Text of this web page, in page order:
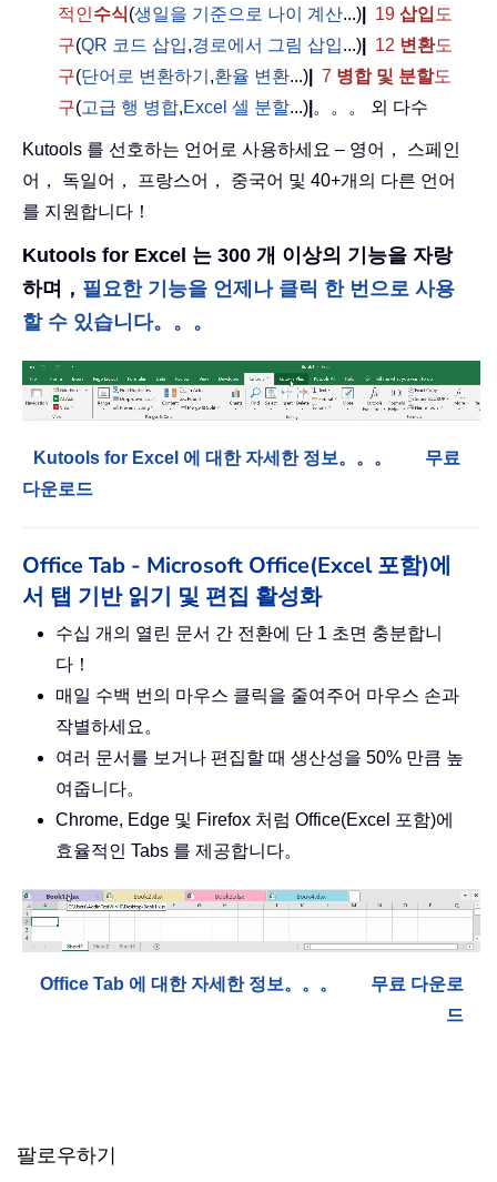
적인수식(생일을 기준으로 나이 계산...) 19 삽입 도
구(QR 코드 삽입,경로에서 그림 삽입...) 12 변환도
구(단어로 변환하기 ,환율 변환...) 7 병합 및 분할도
구(고급 행 병합,Excel 셀 분할...) 。。。 외 다수
Kutools 를 선호하는 언어로 사용하세요 – 영어， 스페인
어， 독일어， 프랑스어， 중국어 및 40+개의 다른 언어
를 지원합니다！
Kutools for Excel 는 300 개 이상의 기능을 자랑
하며， 필요한 기능을 언제나 클릭 한 번으로 사용
할 수 있습니다。。。
Kutools for Excel 에 대한 자세한 정보。。。
무료
다운로드
Office Tab - Microsoft Office(Excel 포함)에
서 탭 기반 읽기 및 편집 활성화
수십 개의 열린 문서 간 전환에 단 1 초면 충분합니
다！
매일 수백 번의 마우스 클릭을 줄여주어 마우스 손과
작별하세요。
여러 문서를 보거나 편집할 때 생산성을 50% 만큼 높
여줍니다。
Chrome, Edge 및 Firefox 처럼 Office(Excel 포함)에
효율적인 Tabs 를 제공합니다。
Office Tab 에 대한 자세한 정보。。。
무료 다운로
드
팔로우하기